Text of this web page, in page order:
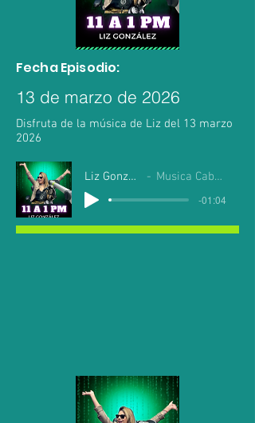
Fecha Episodio:
13 de marzo de 2026
Disfruta de la música de Liz del 13 marzo
2026
Liz Gonzalez Musica Cabo Mil
-01:04